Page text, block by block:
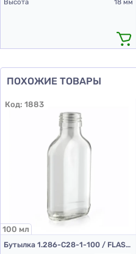
Высота
18 мм
ПОХОЖИЕ ТОВАРЫ
Код: 1883
100 мл
Бутылка 1.286-С28-1-100 / FLASK (стеклянная бутылка 100 мл)